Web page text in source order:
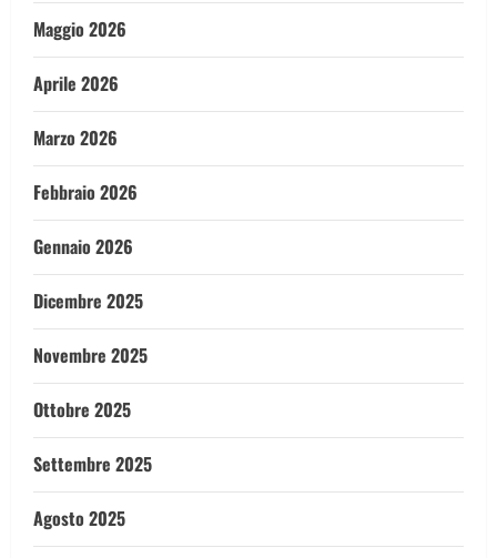
Maggio 2026
Aprile 2026
Marzo 2026
Febbraio 2026
Gennaio 2026
Dicembre 2025
Novembre 2025
Ottobre 2025
Settembre 2025
Agosto 2025